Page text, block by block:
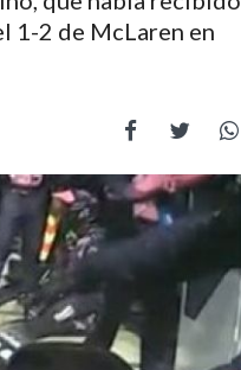
1-2 de McLaren en